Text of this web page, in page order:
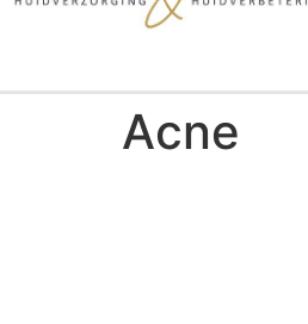
Acne